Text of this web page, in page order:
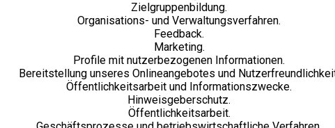
Zielgruppenbildung.
Organisations- und Verwaltungsverfahren.
Feedback.
Marketing.
Profile mit nutzerbezogenen Informationen.
Bereitstellung unseres Onlineangebotes und
Öffentlichkeitsarbeit und Informationszwecke.
Hinweisgeberschutz.
Öffentlichkeitsarbeit.